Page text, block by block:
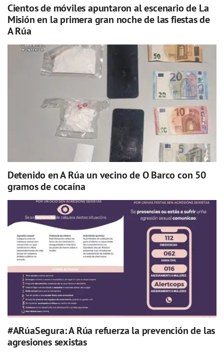
Cientos de móviles apuntaron al escenario de La
Misión en la primera gran noche de las fiestas de
A Rúa
Detenido en A Rúa un vecino de O Barco con 50
gramos de cocaína
#ARúaSegura: A Rúa refuerza la prevención de las
agresiones sexistas